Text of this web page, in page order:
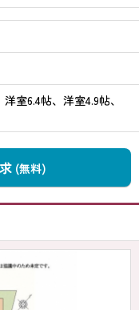
室6.4帖、洋室4.9帖、
(無料)